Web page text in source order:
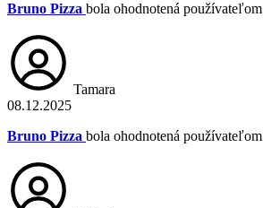
Bruno Pizza bola ohodnotená používateľom
Tamara
08.12.2025
Bruno Pizza bola ohodnotená používateľom